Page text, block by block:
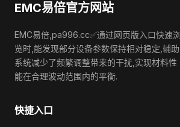
EMC易倍官方网站
EMC易倍,pa996.cc✅通过网页版入口快速浏
览时,能发现部分设备参数保持相对稳定,辅助
系统减少了频繁调整带来的干扰,实现材料性
能在合理波动范围内的平衡.
快捷入口